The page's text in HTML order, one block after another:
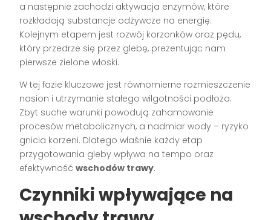
a następnie zachodzi aktywacja enzymów, które
rozkładają substancje odżywcze na energię.
Kolejnym etapem jest rozwój korzonków oraz pędu,
który przedrze się przez glebę, prezentując nam
pierwsze zielone włoski.
W tej fazie kluczowe jest równomierne rozmieszczenie
nasion i utrzymanie stałego wilgotności podłoża.
Zbyt suche warunki powodują zahamowanie
procesów metabolicznych, a nadmiar wody – ryzyko
gnicia korzeni. Dlatego właśnie każdy etap
przygotowania gleby wpływa na tempo oraz
efektywnośćwschodów trawy.
Czynniki wpływające na